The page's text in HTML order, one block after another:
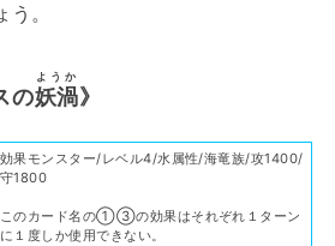
。
の妖渦
ようか
》
効果モンスター/レベル4/水属性/海竜族/攻1400/
守1800
このカード名の①③の効果はそれぞれ１ターン
に１度しか使用できない。